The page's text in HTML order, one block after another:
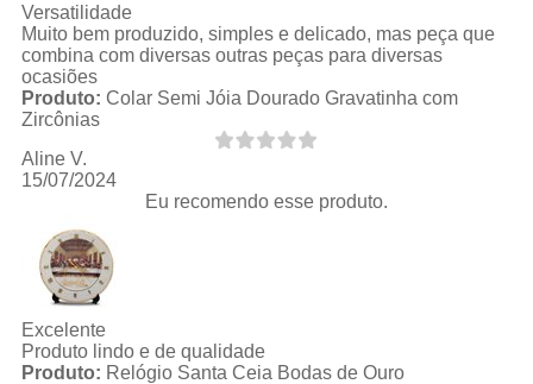
Versatilidade
Muito bem produzido, simples e delicado, mas peça que
combina com diversas outras peças para diversas
ocasiões
Produto: Colar Semi Jóia Dourado Gravatinha com
Zircônias
Aline V.
15/07/2024
Eu recomendo esse produto.
Excelente
Produto lindo e de qualidade
Produto: Relógio Santa Ceia Bodas de Ouro